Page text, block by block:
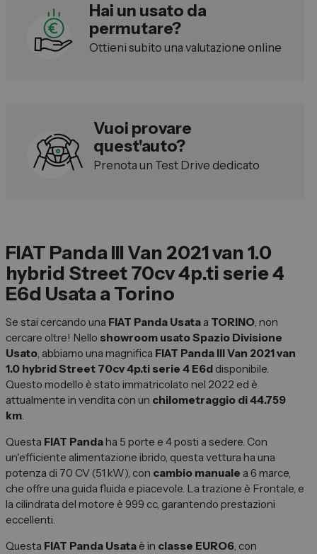
Vendi la tua auto
Soluzioni Business
Gruppo Spazio
Comunità Energetica
Sedi e Recapiti
Spazio Campus
Lavora con noi
Servizio Clienti
011 22 51 711
Telefono Officina
011 22 51 737
spazio@spaziogroup.com
Hai un usato da
permutare?
Ottieni subito una valutazione online
Vuoi provare
quest'auto?
Prenota un Test Drive dedicato
FIAT Panda III Van 2021 van 1.0
hybrid Street 70cv 4p.ti serie 4
E6d Usata a Torino
Se stai cercando una FIAT Panda Usataa TORINO, non
cercare oltre! Nello showroom usato Spazio Divisione
Usato, abbiamo una magnifica FIAT Panda III Van 2021 van
1.0 hybrid Street 70cv 4p.ti serie 4 E6ddisponibile.
Questo modello è stato immatricolato nel 2022 ed è
attualmente in vendita con un chilometraggio di 44.759
km.
Questa FIAT Pandaha 5 porte e 4 posti a sedere. Con
un'efficiente alimentazione ibrido, questa vettura ha una
potenza di 70 CV (51 kW), con cambio manuale a 6 marce,
che offre una guida fluida e piacevole. La trazione è Frontale, e
la cilindrata del motore è 999 cc, garantendo prestazioni
eccellenti.
Questa FIAT Panda Usataè in classe EURO6, con